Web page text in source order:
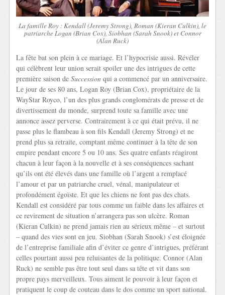
La famille Roy : Kendall (Jeremy Strong), Roman (Kieran Culkin), le
patriarche Logan (Brian Cox), Siobhan (Sarah Snook) et Connor
(Alan Ruck)
La fête bat son plein à ce mariage. Et l’hypocrisie aussi. Révéler
qui célèbrent leur union serait spoiler une des intrigues de cette
première saison deSuccession qui a commencé par un anniversaire.
Le jour de ses 80 ans, Logan Roy (Brian Cox), propriétaire de la
WayStar Royco, l’un des plus grands conglomérats de presse et de
divertissement du monde, surprend toute sa famille avec une
annonce assez perverse. Contrairement à ce qui était prévu, il ne
passe plus le flambeau à son fils Kendall (Jeremy Strong) et ne
prend plus sa retraite, comptant même continuer à la tête de son
empire pendant encore 5 ou 10 ans. Ses quatre enfants réagiront
chacun à leur façon à la nouvelle et à ses conséquences sachant
qu’ils ont été élevés dans une famille où l’argent a remplacé
l’amour et par un patriarche cruel, vénal, manipulateur et
profondément égoïste. Et que les chiens ne font pas des chats.
Kendall est considéré par tous comme un faible dans les affaires et
ce revirement de situation n’arrangera pas son ulcère. Roman
(Kieran Culkin) ne prend jamais rien au sérieux même – et surtout
– quand des vies sont en jeu. Siobhan (Sarah Snook) s’est éloignée
de l’entreprise familiale afin d’éviter ce genre d’intrigues, préférant
celles pourtant aussi peu reluisantes de la politique. Connor (Alan
Ruck) ne semble pas être tout seul dans sa tête et vit dans son
propre pays merveilleux. Tous aiment le pouvoir à leur façon et
pratiquent le coup de couteau dans le dos comme un sport national.